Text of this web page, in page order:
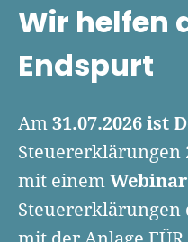
Selbstständig machen
Über 500
Geschäftsmodell
Businessplan schreiben
Businessplan-Vorlage
Gründen
Firma gründen: 10 Tipps
Rechtsform wählen
UG gründen
GmbH gründen
Wachsen
6 Tipps zum Start
Finanzieren
Wir helfen
Endspurt
Am 31.07.2026 ist
mit einem
Steuererklärungen